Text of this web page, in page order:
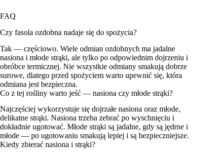
FAQ
Czy fasola ozdobna nadaje się do spożycia?
Tak — częściowo. Wiele odmian ozdobnych ma jadalne
nasiona i młode strąki, ale tylko po odpowiednim dojrzeniu i
obróbce termicznej. Nie wszystkie odmiany smakują dobrze
surowe, dlatego przed spożyciem warto upewnić się, która
odmiana jest bezpieczna.
Co z tej rośliny warto jeść — nasiona czy młode strąki?
Najczęściej wykorzystuje się dojrzałe nasiona oraz młode,
delikatne strąki. Nasiona trzeba zebrać po wyschnięciu i
dokładnie ugotować. Młode strąki są jadalne, gdy są jędrne i
młode — po ugotowaniu smakują lepiej i są bezpieczniejsze.
Kiedy zbierać nasiona i strąki?